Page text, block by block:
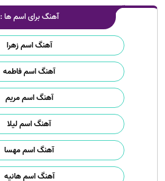
آهنگ برای اسم ها :
آهنگ اسم زهرا
آهنگ اسم فاطمه
آهنگ اسم مریم
آهنگ اسم لیلا
آهنگ اسم مهسا
آهنگ اسم هانیه